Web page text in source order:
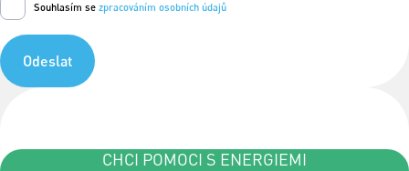
Souhlasím se zpracováním osobních údajů
Odeslat
CHCI POMOCI S ENERGIEMI